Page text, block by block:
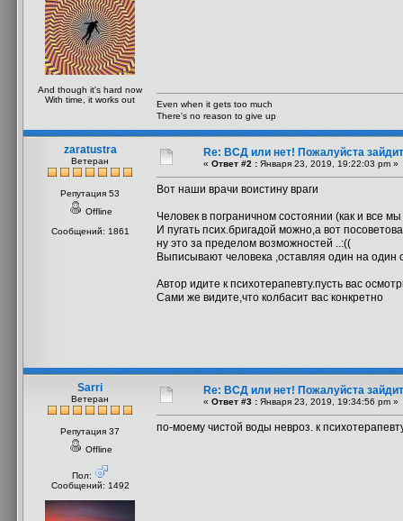
And though it's hard now
With time, it works out
Even when it gets too much
There's no reason to give up
zaratustra
Ветеран
Репутация 53
Offline
Сообщений: 1861
Re: ВСД или нет! Пожалуйста
« Ответ #2 : Января 23, 2019, 19:22:03 pm »
Вот наши врачи воистину враги
Человек в пограничном состоянии (как и все
И пугать псих.бригадой можно,а вот
ну это за пределом возможностей ..:((
Выписывают человека ,оставляя один на один
Автор идите к психотерапевту.пусть вас
Сами же видите,что колбасит вас конкретно
Sarri
Ветеран
Репутация 37
Offline
Пол:
Сообщений: 1492
Re: ВСД или нет! Пожалуйста
« Ответ #3 : Января 23, 2019, 19:34:56 pm »
по-моему чистой воды невроз. к